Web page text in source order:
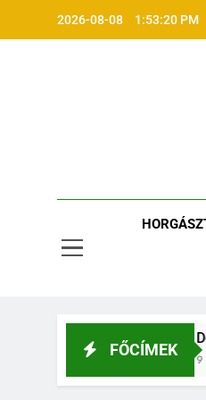
2026-08-08 1:53:21 PM
FŐCÍMEK
9 Hónap